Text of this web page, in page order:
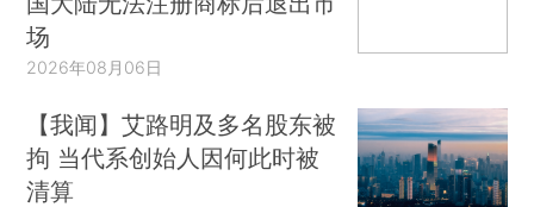
场
2026年08月06日
【我闻】艾路明及多名股东被
拘 当代系创始人因何此时被
清算